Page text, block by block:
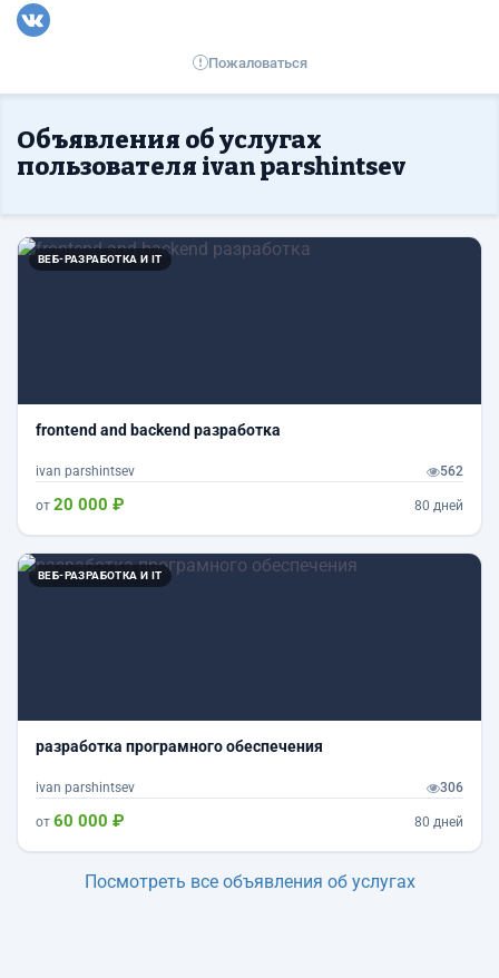
Пожаловаться
Объявления об услугах
пользователя ivan parshintsev
ВЕБ-РАЗРАБОТКА И IT
frontend and backend разработка
ivan parshintsev 562
от 20 000 ₽ 80 дней
ВЕБ-РАЗРАБОТКА И IT
разработка програмного обеспечения
ivan parshintsev 306
от 60 000 ₽ 80 дней
Посмотреть все объявления об услугах